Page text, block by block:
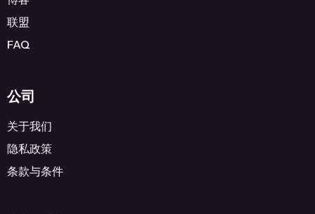
联盟
FAQ
公司
关于我们
隐私政策
条款与条件